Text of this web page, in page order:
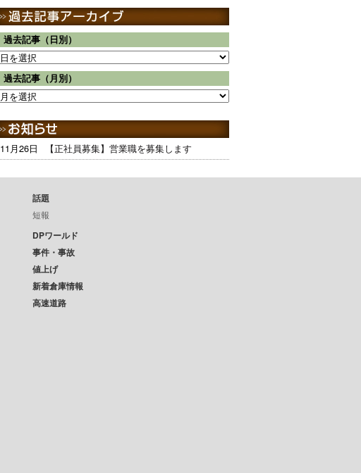
過去記事（日別）
過去記事（月別）
11月26日 【正社員募集】営業職を募集します
話題
短報
DPワールド
事件・事故
値上げ
新着倉庫情報
高速道路